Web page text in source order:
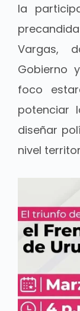
la
Vargas,
Gobierno
foco
potenciar
diseñar
nivel